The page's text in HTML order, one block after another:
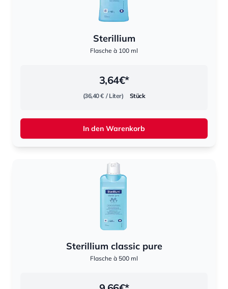
Sterillium
Flasche à 100 ml
3,64€*
(36,40 € / Liter) Stück
In den Warenkorb
Sterillium classic pure
Flasche à 500 ml